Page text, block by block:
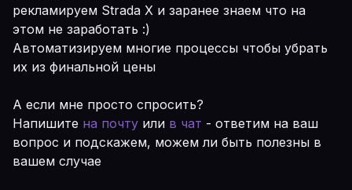
рекламируем Strada X и заранее знаем что на
этом не заработать :)
Автоматизируем многие процессы чтобы убрать
их из финальной цены
А если мне просто спросить?
Напишите на почту или в чат - ответим на ваш
вопрос и подскажем, можем ли быть полезны в
вашем случае